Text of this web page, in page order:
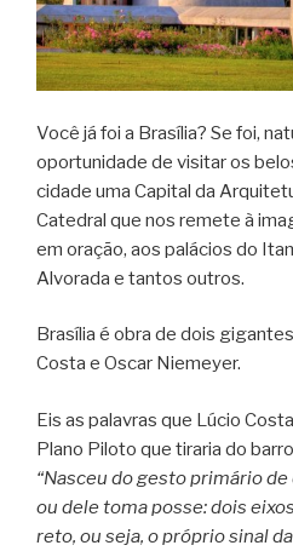
Você já foi a Brasília? Se foi,
oportunidade de visitar os
cidade uma Capital da
Catedral que nos remete à
em oração, aos palácios do
Alvorada e tantos outros.
Brasília é obra de dois
Costa e Oscar Niemeyer.
Eis as palavras que Lúcio
Plano Piloto que tiraria do
“Nasceu do gesto primário
ou dele toma posse: dois
reto, ou seja, o próprio sinal da